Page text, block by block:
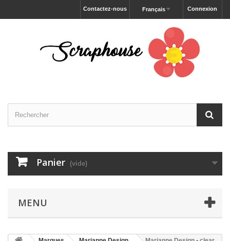
Connexion
Français
Contactez-nous
Panier (vide)
MENU